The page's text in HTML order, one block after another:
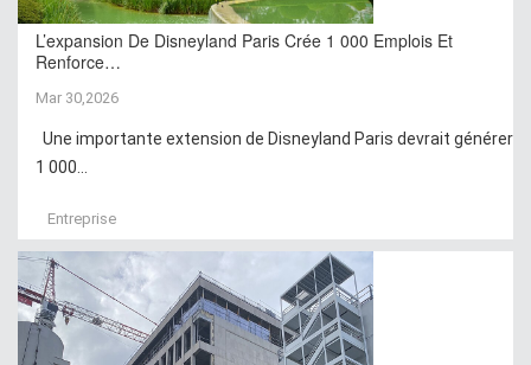
L’expansion De Disneyland Paris Crée 1 000 Emplois Et
Renforce…
Mar 30,2026
Une importante extension de Disneyland Paris devrait générer
1 000...
Entreprise